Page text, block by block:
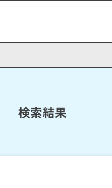
検索結果